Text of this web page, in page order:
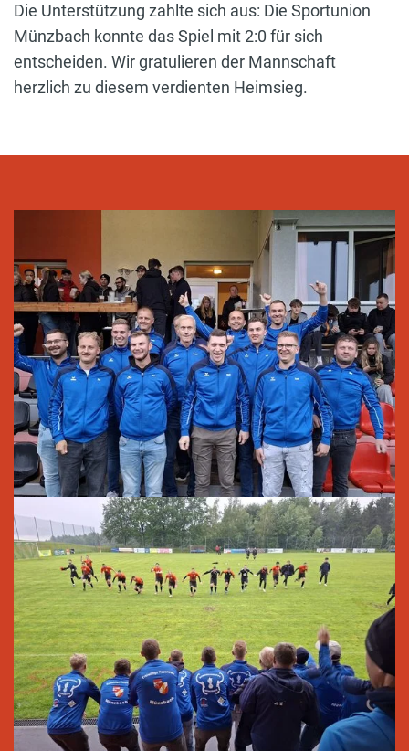
Die Unterstützung zahlte sich aus: Die Sportunion
Münzbach konnte das Spiel mit 2:0 für sich
entscheiden. Wir gratulieren der Mannschaft
herzlich zu diesem verdienten Heimsieg.